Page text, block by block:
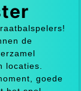
de
locaties.
goede